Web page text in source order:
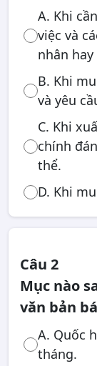
A. Khi
việc và
nhân
B. Khi
và yêu
C. Khi
chính
thể.
D. Khi
Câu 2
Mục nào
văn bản
A. Quốc
tháng.